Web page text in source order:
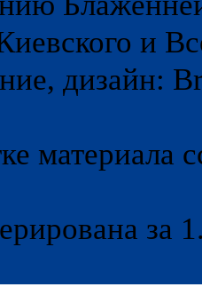
и
дизайн:
материала
за